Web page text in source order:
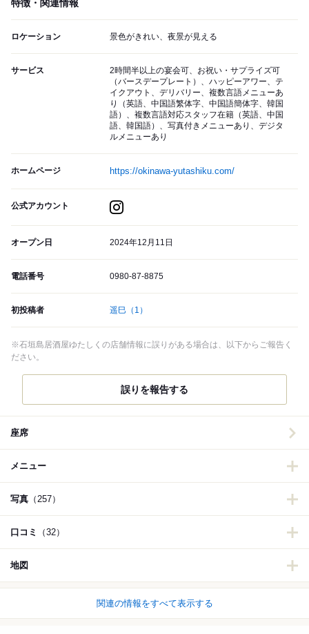
特徴・関連情報
ロケーション 景色がきれい、夜景が見える
サービス
2時間半以上の宴会可、お祝い・サプライズ可
（バースデープレート）、ハッピーアワー、テ
イクアウト、デリバリー、複数言語メニューあ
り（英語、中国語繁体字、中国語簡体字、韓国
語）、複数言語対応スタッフ在籍（英語、中国
語、韓国語）、写真付きメニューあり、デジタ
ルメニューあり
ホームページ https://okinawa-yutashiku.com/
公式アカウント
オープン日 2024年12月11日
電話番号 0980-87-8875
初投稿者 遥巳 （1）
※石垣島居酒屋ゆたしくの店舗情報に誤りがある場合は、以下からご報告く
ださい。
誤りを報告する
座席
メニュー
写真 （257）
口コミ （32）
地図
関連の情報をすべて表示する